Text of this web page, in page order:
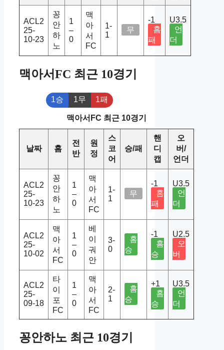
ACL2
25-
10-23
꽁
안
하
노
1
–
0
맥
아
서
FC
1-
1
무
-1
홈
패
U3.5
언
더
맥아서FC 최근 10경기
1승 1무 1패
맥아서FC 최근 10경기
날짜 홈
전
반
원
정
스
코
어
승/패
핸
디
캡
오
버/
언더
ACL2
25-
10-23
꽁
안
하
노
1
–
0
맥
아
서
FC
1-
1
무
-1
홈
패
U3.5
언
더
ACL2
25-
10-02
맥
아
서
FC
1
–
0
베
이
궈
안
3-
0
홈
승
-1
홈
승
U2.5
오
버
ACL2
25-
09-18
타
이
포
FC
1
–
0
맥
아
서
FC
2-
1
홈
승
+1
홈
승
U3.5
언
더
꽁안하노 최근 10경기